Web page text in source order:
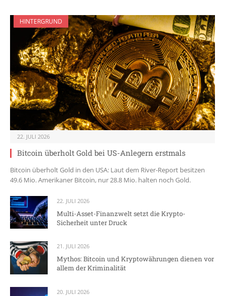
HINTERGRUND
22. JULI 2026
Bitcoin überholt Gold bei US-Anlegern erstmals
Bitcoin überholt Gold in den USA: Laut dem River-Report besitzen
49.6 Mio. Amerikaner Bitcoin, nur 28.8 Mio. halten noch Gold.
22. JULI 2026
Multi-Asset-Finanzwelt setzt die Krypto-
Sicherheit unter Druck
21. JULI 2026
Mythos: Bitcoin und Kryptowährungen dienen vor
allem der Kriminalität
20. JULI 2026